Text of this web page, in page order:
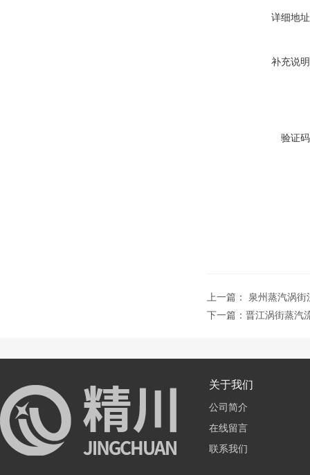
详细地
补充说
验证
上一篇： 泉州蒸汽涡街
下一篇： 晋江涡街蒸汽
关于我们
公司简介
在线留言
联系我们